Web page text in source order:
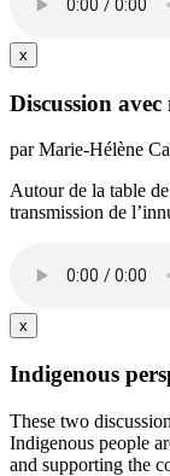
x
Discussion
par Marie-Hélène
Autour de la table
transmission de
x
Indigenous
These two
Indigenous people
and supporting the